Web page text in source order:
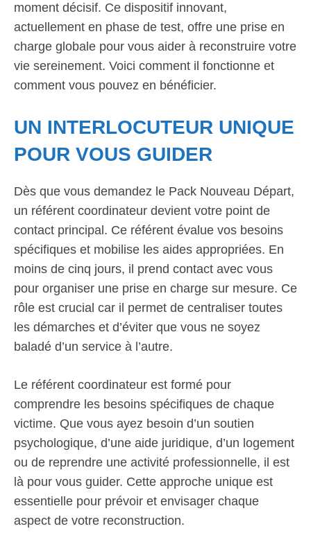
moment décisif. Ce dispositif innovant,
actuellement en phase de test, offre une prise en
charge globale pour vous aider à reconstruire votre
vie sereinement. Voici comment il fonctionne et
comment vous pouvez en bénéficier.
UN INTERLOCUTEUR UNIQUE
POUR VOUS GUIDER
Dès que vous demandez le Pack Nouveau Départ,
un référent coordinateur devient votre point de
contact principal. Ce référent évalue vos besoins
spécifiques et mobilise les aides appropriées. En
moins de cinq jours, il prend contact avec vous
pour organiser une prise en charge sur mesure. Ce
rôle est crucial car il permet de centraliser toutes
les démarches et d’éviter que vous ne soyez
baladé d’un service à l’autre.
Le référent coordinateur est formé pour
comprendre les besoins spécifiques de chaque
victime. Que vous ayez besoin d’un soutien
psychologique, d’une aide juridique, d’un logement
ou de reprendre une activité professionnelle, il est
là pour vous guider. Cette approche unique est
essentielle pour prévoir et envisager chaque
aspect de votre reconstruction.